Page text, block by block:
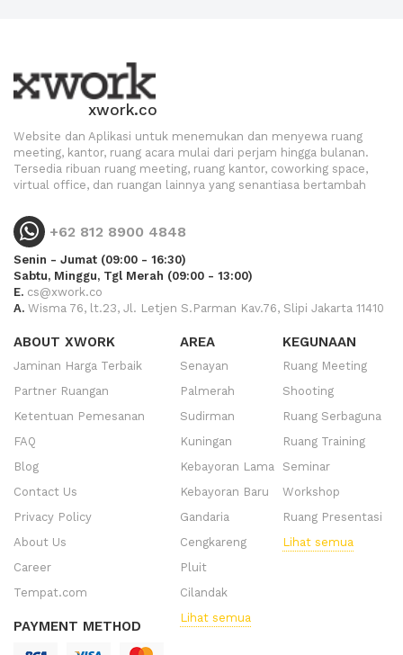
xwork.co
Website dan Aplikasi untuk menemukan dan menyewa ruang
meeting, kantor, ruang acara mulai dari perjam hingga bulanan.
Tersedia ribuan ruang meeting, ruang kantor, coworking space,
virtual office, dan ruangan lainnya yang senantiasa bertambah
+62 812 8900 4848
Senin - Jumat (09:00 - 16:30)
Sabtu, Minggu, Tgl Merah (09:00 - 13:00)
E. cs@xwork.co
A. Wisma 76, lt.23, Jl. Letjen S.Parman Kav.76, Slipi Jakarta 11410
ABOUT XWORK
Jaminan Harga Terbaik
Partner Ruangan
Ketentuan Pemesanan
FAQ
Blog
Contact Us
Privacy Policy
About Us
Career
Tempat.com
PAYMENT METHOD
AREA
Senayan
Palmerah
Sudirman
Kuningan
Kebayoran Lama
Kebayoran Baru
Gandaria
Cengkareng
Pluit
Cilandak
Lihat semua
KEGUNAAN
Ruang Meeting
Shooting
Ruang Serbaguna
Ruang Training
Seminar
Workshop
Ruang Presentasi
Lihat semua